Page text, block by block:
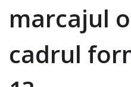
marcajul
cadrul